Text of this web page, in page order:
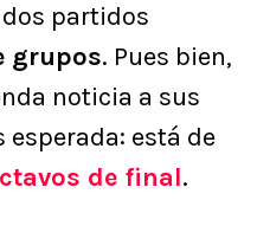
partidos
grupos. Pues bien,
noticia a sus
está de
de final.